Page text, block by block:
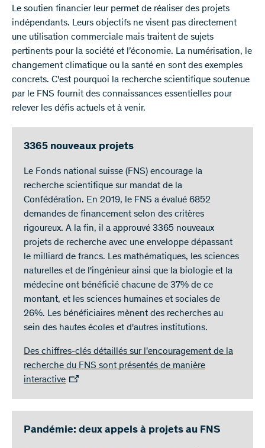
Le soutien financier leur permet de réaliser des projets
indépendants. Leurs objectifs ne visent pas directement
une utilisation commerciale mais traitent de sujets
pertinents pour la société et l’économie. La numérisation, le
changement climatique ou la santé en sont des exemples
concrets. C'est pourquoi la recherche scientifique soutenue
par le FNS fournit des connaissances essentielles pour
relever les défis actuels et à venir.
3365 nouveaux projets
Le Fonds national suisse (FNS) encourage la
recherche scientifique sur mandat de la
Confédération. En 2019, le FNS a évalué 6852
demandes de financement selon des critères
rigoureux. A la fin, il a approuvé 3365 nouveaux
projets de recherche avec une enveloppe dépassant
le milliard de francs. Les mathématiques, les sciences
naturelles et de l'ingénieur ainsi que la biologie et la
médecine ont bénéficié chacune de 37% de ce
montant, et les sciences humaines et sociales de
26%. Les bénéficiaires mènent des recherches au
sein des hautes écoles et d'autres institutions.
Des chiffres-clés détaillés sur l'encouragement de la
recherche du FNS sont présentés de manière
interactive
Pandémie: deux appels à projets au FNS